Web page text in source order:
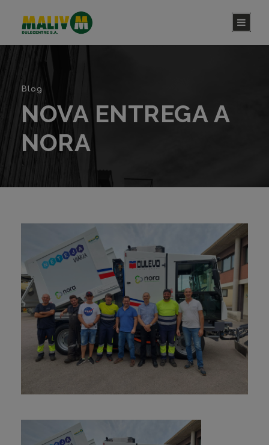
Blog
NOVA ENTREGA A
NORA